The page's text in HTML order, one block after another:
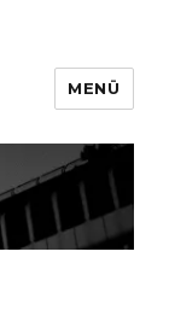
MENÜ